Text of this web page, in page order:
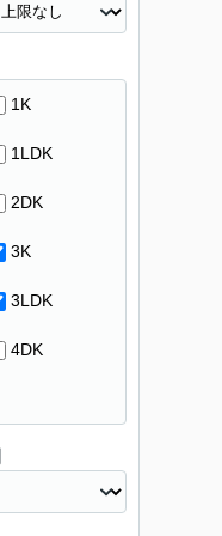
1K
1LDK
2DK
3K
3LDK
4DK